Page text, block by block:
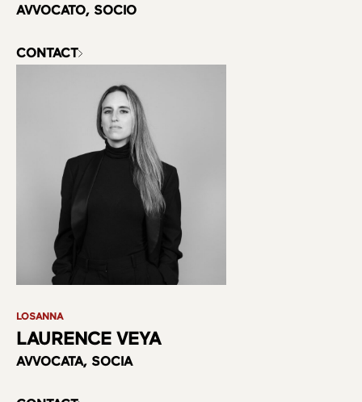
AVVOCATO, SOCIO
CONTACT
LOSANNA
LAURENCE VEYA
AVVOCATA, SOCIA